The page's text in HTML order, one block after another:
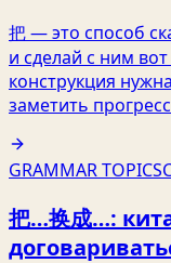
把 — это способ
и сделай с ним
конструкция
заметить
GRAMMAR TOPICS
把…换成…: